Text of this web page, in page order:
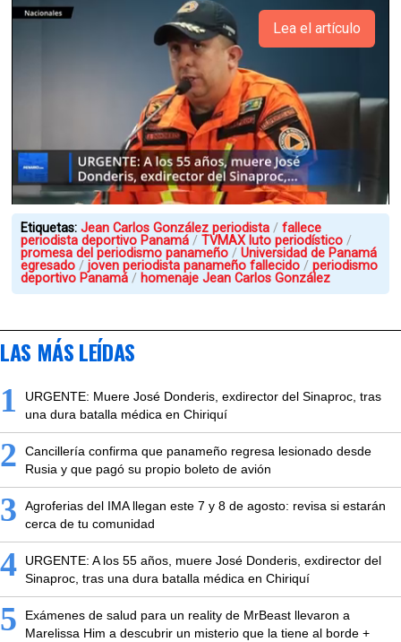
Lea el artículo
Etiquetas:Jean Carlos González periodista
fallece
periodista deportivo Panamá
TVMAX luto periodístico
promesa del periodismo panameño
Universidad de Panamá
egresado
joven periodista panameño fallecido
periodismo
deportivo Panamá
homenaje Jean Carlos González
LAS MÁS LEÍDAS
1
URGENTE: Muere José Donderis, exdirector del Sinaproc, tras
una dura batalla médica en Chiriquí
2
Cancillería confirma que panameño regresa lesionado desde
Rusia y que pagó su propio boleto de avión
3
Agroferias del IMA llegan este 7 y 8 de agosto: revisa si estarán
cerca de tu comunidad
4
URGENTE: A los 55 años, muere José Donderis, exdirector del
Sinaproc, tras una dura batalla médica en Chiriquí
5
Exámenes de salud para un reality de MrBeast llevaron a
Marelissa Him a descubrir un misterio que la tiene al borde +